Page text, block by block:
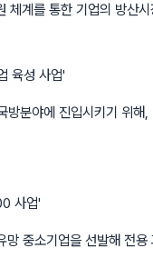
계를 통한 기업의 방산
육성 사업'
분야에 진입시키기 위
사업'
중소기업을 선발해 전